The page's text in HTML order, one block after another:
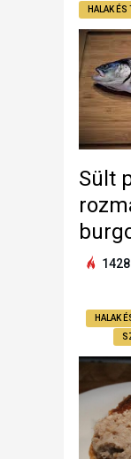
HALAK ÉS
Sült
HALAK